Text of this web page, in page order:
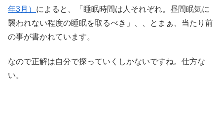
年3月） によると、「睡眠時間は人それぞれ。昼間眠気に
襲われない程度の睡眠を取るべき」、、とまぁ、当たり前
の事が書かれています。
なので正解は自分で探っていくしかないですね。仕方な
い。